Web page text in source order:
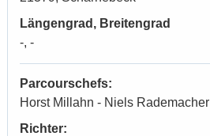
Längengrad, Breitengrad
-, -
Parcourschefs:
Horst Millahn - Niels Rademacher
Richter: